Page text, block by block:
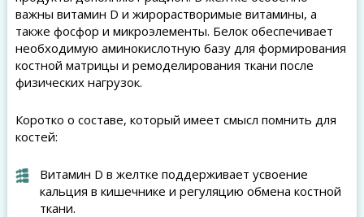
важны витамин D и жирорастворимые витамины, а
также фосфор и микроэлементы. Белок обеспечивает
необходимую аминокислотную базу для формирования
костной матрицы и ремоделирования ткани после
физических нагрузок.
Коротко о составе, который имеет смысл помнить для
костей:
Витамин D в желтке поддерживает усвоение
кальция в кишечнике и регуляцию обмена костной
ткани.